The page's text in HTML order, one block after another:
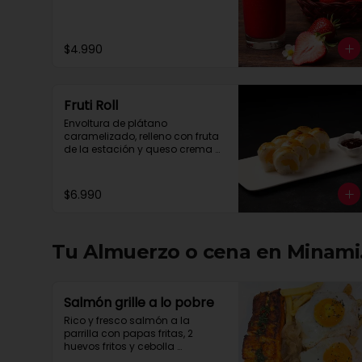
$4.990
Fruti Roll
Envoltura de plátano
caramelizado, relleno con fruta
de la estación y queso crema
$6.990
Tu Almuerzo o cena en
Salmón grille a lo pobre
Rico y fresco salmón a la
parrilla con papas fritas, 2
huevos fritos y cebolla